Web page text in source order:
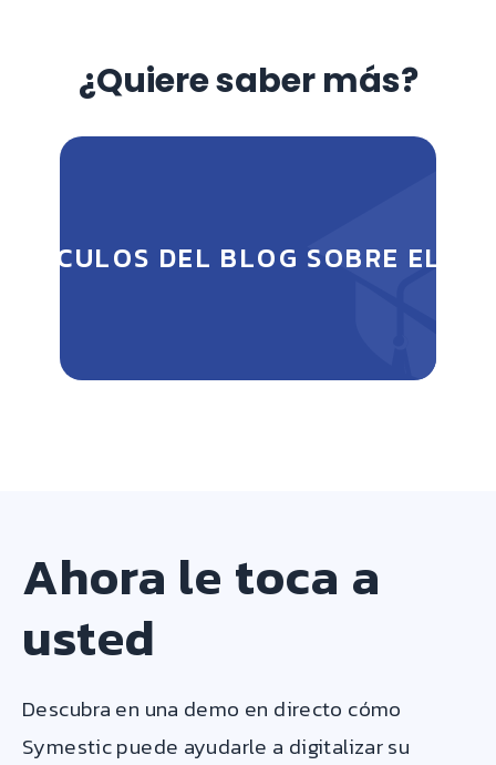
¿Quiere saber más?
DEL BLOG SOBRE EL
Ahora le toca a
usted
Descubra en una demo en directo cómo
Symestic puede ayudarle a digitalizar su